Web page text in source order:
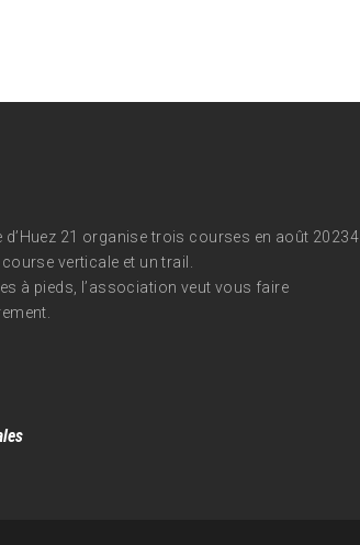
d’Huez 21 organise trois courses en août 20234
verticale et un trail.
à pieds, l’association veut vous faire